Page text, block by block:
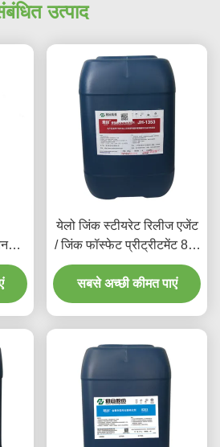
उत्पाद
येलो जिंक स्टीयरेट रिलीज एजेंट
/ जिंक फॉस्फेट प्रीट्रीटमेंट 80-
120
सबसे अच्छी कीमत पाएं